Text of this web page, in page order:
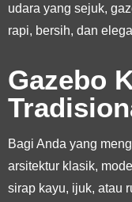
udara yang sejuk,
rapi, bersih, dan
Gazebo
Bagi Anda yang
arsitektur klasik,
sirap kayu, ijuk, atau